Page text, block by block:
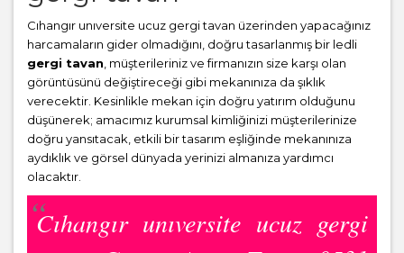
Cıhangır unıversite ucuz gergi tavan üzerinden yapacağınız
harcamaların gider olmadığını, doğru tasarlanmış bir ledli
gergi tavan , müşterileriniz ve firmanızın size karşı olan
görüntüsünü değiştireceği gibi mekanınıza da şıklık
verecektir. Kesinlikle mekan için doğru yatırım olduğunu
düşünerek; amacımız kurumsal kimliğinizi müşterilerinize
doğru yansıtacak, etkili bir tasarım eşliğinde mekanınıza
aydıklık ve görsel dünyada yerinizi almanıza yardımcı
olacaktır.
Cıhangır unıversite ucuz gergi